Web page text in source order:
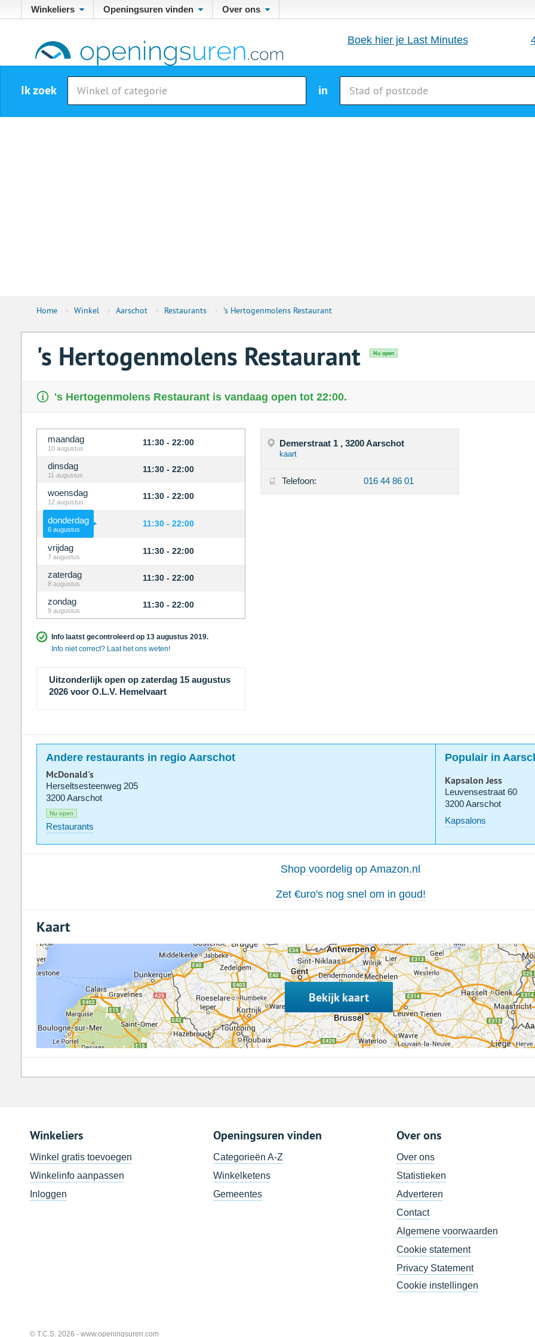
Winkeliers Openingsuren vinden Over ons
Boek hier je Last Minutes
Ik zoek in
Home › Winkel › Aarschot › Restaurants › 's Hertogenmolens Restaurant
's Hertogenmolens Restaurant Nu open
's Hertogenmolens Restaurant is vandaag open tot 22:00.
maandag
10 augustus
11:30 - 22:00
dinsdag
11 augustus
11:30 - 22:00
woensdag
12 augustus
11:30 - 22:00
donderdag
6 augustus
11:30 - 22:00
vrijdag
7 augustus
11:30 - 22:00
zaterdag
8 augustus
11:30 - 22:00
zondag
9 augustus
11:30 - 22:00
Info laatst gecontroleerd op 13 augustus 2019.
Info niet correct? Laat het ons weten!
Uitzonderlijk open op zaterdag 15 augustus
2026 voor O.L.V. Hemelvaart
Demerstraat 1 , 3200 Aarschot
kaart
Telefoon: 016 44 86 01
Andere restaurants in regio Aarschot Populair in
McDonald's
Herseltsesteenweg 205
3200 Aarschot
Nu open
Restaurants
Kapsalon Jess
Leuvensestraat 60
3200 Aarschot
Kapsalons
Shop voordelig op Amazon.nl
Zet €uro's nog snel om in goud!
Kaart
Bekijk kaart
Winkeliers
Winkel gratis toevoegen
Winkelinfo aanpassen
Inloggen
Openingsuren vinden
Categorieën A-Z
Winkelketens
Gemeentes
Over ons
Over ons
Statistieken
Adverteren
Contact
Algemene voorwaarden
Cookie statement
Privacy Statement
Cookie instellingen
© T.C.S. 2026 - www.openingsuren.com